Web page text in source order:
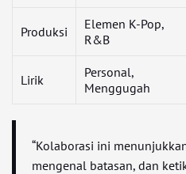
Produksi
Elemen K-Pop,
R&B
Lirik
Personal,
Menggugah
“Kolaborasi ini
mengenal batasan, dan